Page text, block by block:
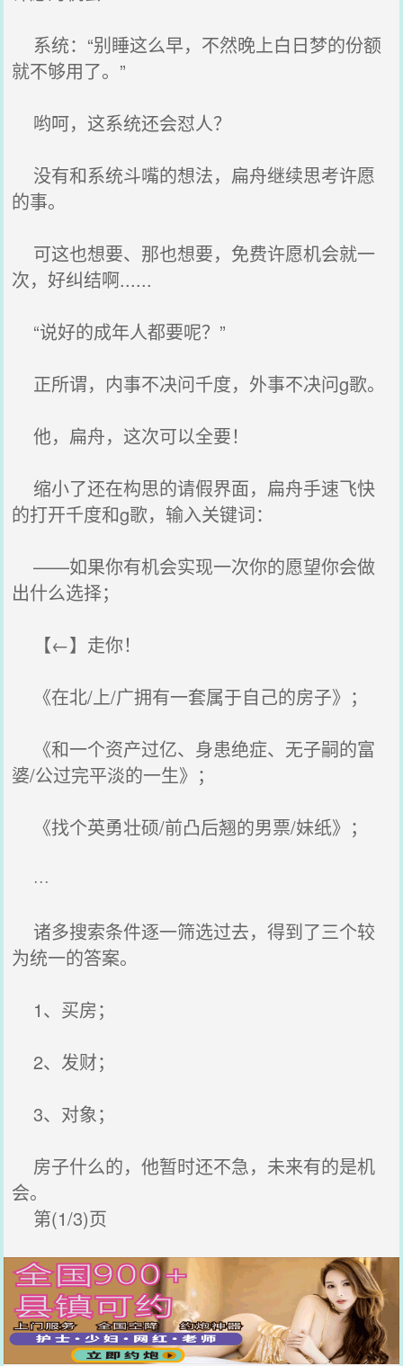
系统：“别睡这么早，不然晚上白日梦的份额
就不够用了。”
哟呵，这系统还会怼人？
没有和系统斗嘴的想法，扁舟继续思考许愿
的事。
可这也想要、那也想要，免费许愿机会就一
次，好纠结啊......
“说好的成年人都要呢？”
正所谓，内事不决问千度，外事不决问g歌。
他，扁舟，这次可以全要！
缩小了还在构思的请假界面，扁舟手速飞快
的打开千度和g歌，输入关键词：
——如果你有机会实现一次你的愿望你会做
出什么选择；
【←】走你！
《在北/上/广拥有一套属于自己的房子》；
《和一个资产过亿、身患绝症、无子嗣的富
婆/公过完平淡的一生》；
《找个英勇壮硕/前凸后翘的男票/妹纸》；
···
诸多搜索条件逐一筛选过去，得到了三个较
为统一的答案。
1、买房；
2、发财；
3、对象；
房子什么的，他暂时还不急，未来有的是机
会。
第(1/3)页